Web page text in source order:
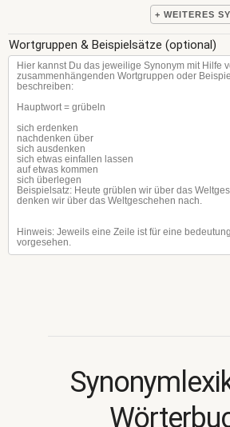
+ WEITERES
Wortgruppen & Beispielsätze (optional)